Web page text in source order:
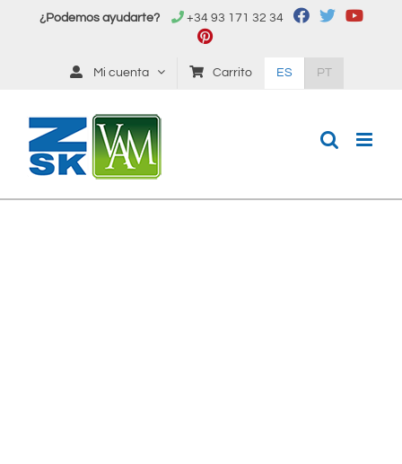
¿Podemos ayudarte? +34 93 171 32 34
Mi cuenta Carrito ES PT